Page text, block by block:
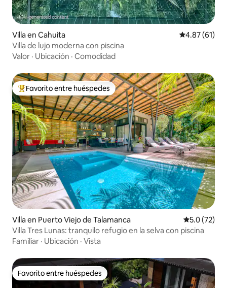
Villa en Cahuita Calificación
4.87 (61)
Villa de lujo moderna con piscina
Valor · Ubicación · Comodidad
De los mejores en Favorito entre huéspedes
Favorito entre huéspedes
Villa en Puerto Viejo de Talamanca Calificación
5.0 (72)
Villa Tres Lunas: tranquilo refugio en la selva con piscina
Familiar · Ubicación · Vista
Favorito entre huéspedes
Favorito entre huéspedes